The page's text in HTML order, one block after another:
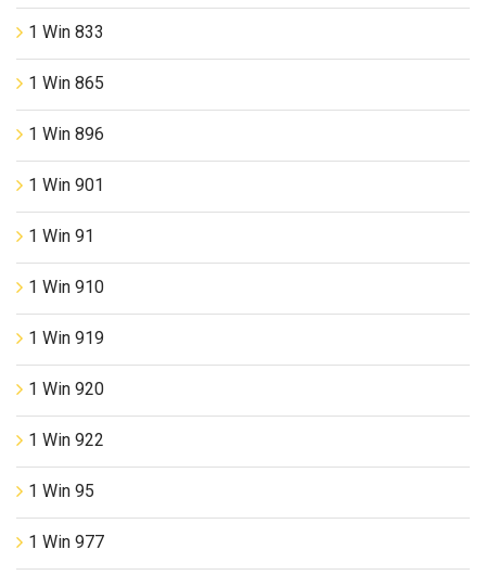
1 Win 833
1 Win 865
1 Win 896
1 Win 901
1 Win 91
1 Win 910
1 Win 919
1 Win 920
1 Win 922
1 Win 95
1 Win 977